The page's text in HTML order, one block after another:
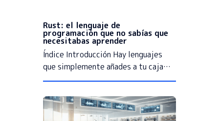
Rust: el lenguaje de
programación que no sabías que
necesitabas aprender
Índice Introducción Hay lenguajes
que simplemente añades a tu caja…